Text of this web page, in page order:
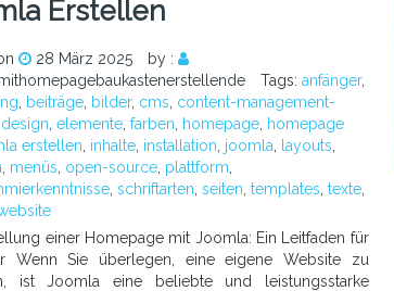
Erstellen
28 März 2025
by :
Tags: anfänger,
beiträge bilder, cms content-management-
design elemente farben homepage homepage
erstellen inhalte installation joomla layouts
menüs open-source plattform
schriftarten seiten templates texte
einer Homepage mit Joomla: Ein Leitfaden für
Wenn Sie überlegen, eine eigene Website zu
ist Joomla eine beliebte und leistungsstarke